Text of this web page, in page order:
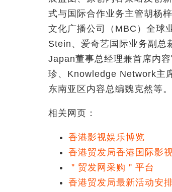
式与国际合作业务主管胡杨
文化广播公司（MBC）全球
Stein、爱奇艺国际业务副总
Japan董事总经理兼首席内
珍、Knowledge Network主
东南亚区内容总编魏克然等。
相关网页：
香港影视娱乐博览
香港贸发局香港国际影
＂贸发网采购＂平台
香港贸发局最新活动安